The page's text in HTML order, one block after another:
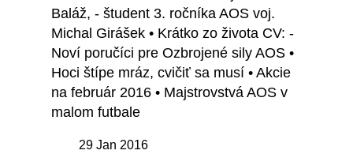
Baláž, - študent 3. ročníka AOS voj.
Michal Girášek • Krátko zo života CV: -
Noví poručíci pre Ozbrojené sily AOS •
Hoci štípe mráz, cvičiť sa musí • Akcie
na február 2016 • Majstrovstvá AOS v
malom futbale
29 Jan 2016